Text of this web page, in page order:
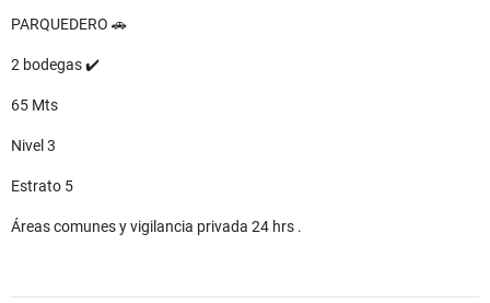
PARQUEDERO 🚗
2 bodegas ✔️
65 Mts
Nivel 3
Estrato 5
Áreas comunes y vigilancia privada 24 hrs .